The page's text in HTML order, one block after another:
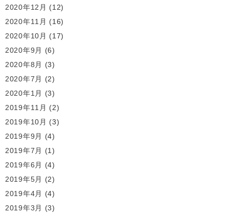
2020年12月 (12)
2020年11月 (16)
2020年10月 (17)
2020年9月
(6)
2020年8月
(3)
2020年7月
(2)
2020年1月
(3)
2019年11月 (2)
2019年10月 (3)
2019年9月
(4)
2019年7月
(1)
2019年6月
(4)
2019年5月
(2)
2019年4月
(4)
2019年3月
(3)